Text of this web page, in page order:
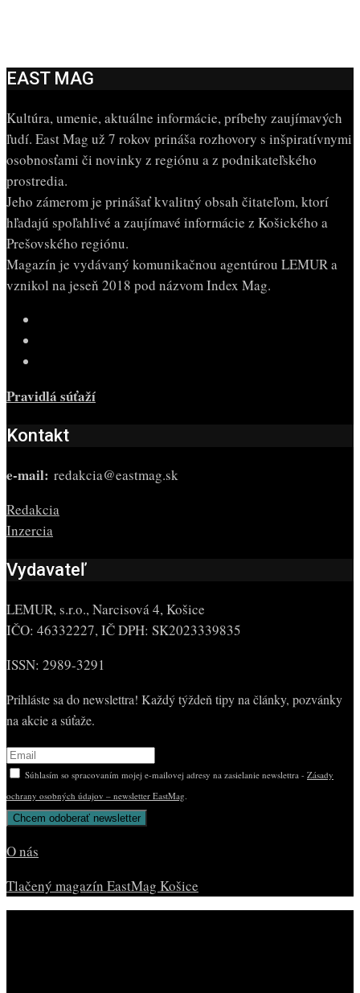
EAST MAG
Kultúra, umenie, aktuálne informácie, príbehy zaujímavých
ľudí. East Mag už 7 rokov prináša rozhovory s inšpiratívnymi
osobnosťami či novinky z regiónu a z podnikateľského
prostredia.
Jeho zámerom je prinášať kvalitný obsah čitateľom, ktorí
hľadajú spoľahlivé a zaujímavé informácie z Košického a
Prešovského regiónu.
Magazín je vydávaný komunikačnou agentúrou LEMUR a
vznikol na jeseň 2018 pod názvom Index Mag.
Pravidlá súťaží
Kontakt
e-mail: redakcia@eastmag.sk
Redakcia
Inzercia
Vydavateľ
LEMUR, s.r.o., Narcisová 4, Košice
IČO: 46332227, IČ DPH: SK2023339835
ISSN: 2989-3291
Prihláste sa do newslettra! Každý týždeň tipy na články, pozvánky
na akcie a súťaže.
Súhlasím so spracovaním mojej e-mailovej adresy na zasielanie newslettra - Zásady
ochrany osobných údajov – newsletter EastMag.
O nás
Tlačený magazín EastMag Košice